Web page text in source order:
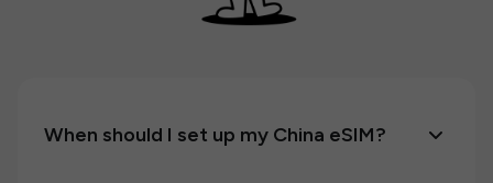
When should I set up my China eSIM?